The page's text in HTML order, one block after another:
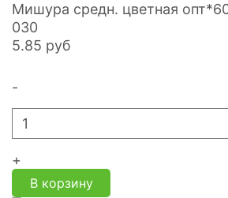
Мишура средн. цветная
030
5.85 руб
-
+
В корзину